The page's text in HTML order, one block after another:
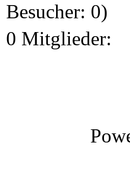
Besucher: 0)
0 Mitglieder: